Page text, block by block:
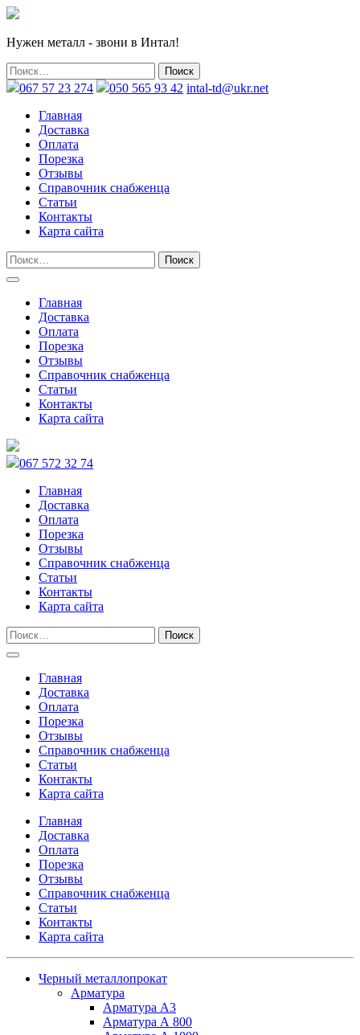
Нужен металл - звони в Интал!
067 57 23 274 050 565 93 42 intal-td@ukr.net
Главная
Доставка
Оплата
Порезка
Отзывы
Справочник снабженца
Статьи
Контакты
Карта сайта
Главная
Доставка
Оплата
Порезка
Отзывы
Справочник снабженца
Статьи
Контакты
Карта сайта
067 572 32 74
Главная
Доставка
Оплата
Порезка
Отзывы
Справочник снабженца
Статьи
Контакты
Карта сайта
Главная
Доставка
Оплата
Порезка
Отзывы
Справочник снабженца
Статьи
Контакты
Карта сайта
Главная
Доставка
Оплата
Порезка
Отзывы
Справочник снабженца
Статьи
Контакты
Карта сайта
Черный металлопрокат
Арматура
Арматура А3
Арматура А 800